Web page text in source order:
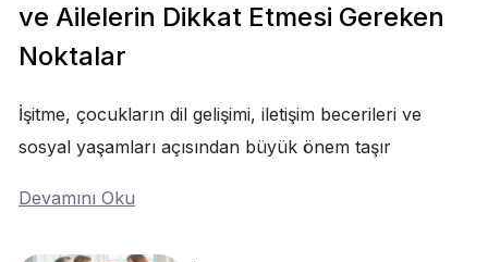
ve Ailelerin Dikkat Etmesi Gereken
Noktalar
İşitme, çocukların dil gelişimi, iletişim becerileri ve
sosyal yaşamları açısından büyük önem taşır
Devamını Oku